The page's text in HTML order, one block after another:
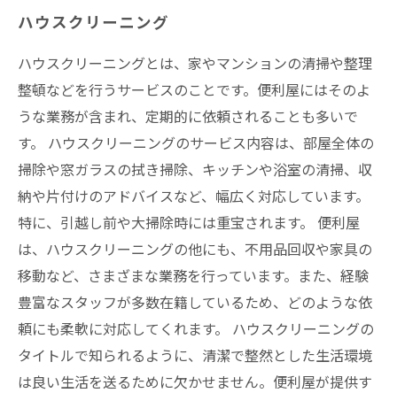
ハウスクリーニング
ハウスクリーニングとは、家やマンションの清掃や整理
整頓などを行うサービスのことです。便利屋にはそのよ
うな業務が含まれ、定期的に依頼されることも多いで
す。 ハウスクリーニングのサービス内容は、部屋全体の
掃除や窓ガラスの拭き掃除、キッチンや浴室の清掃、収
納や片付けのアドバイスなど、幅広く対応しています。
特に、引越し前や大掃除時には重宝されます。 便利屋
は、ハウスクリーニングの他にも、不用品回収や家具の
移動など、さまざまな業務を行っています。また、経験
豊富なスタッフが多数在籍しているため、どのような依
頼にも柔軟に対応してくれます。 ハウスクリーニングの
タイトルで知られるように、清潔で整然とした生活環境
は良い生活を送るために欠かせません。便利屋が提供す